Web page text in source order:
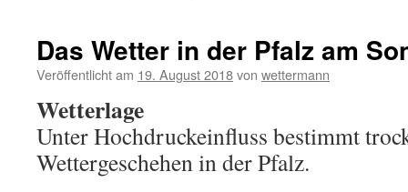
Das Wetter in der Pfalz am
Veröffentlicht am 19. August 2018von wettermann
Wetterlage
Unter Hochdruckeinfluss bestimmt
Wettergeschehen in der Pfalz.